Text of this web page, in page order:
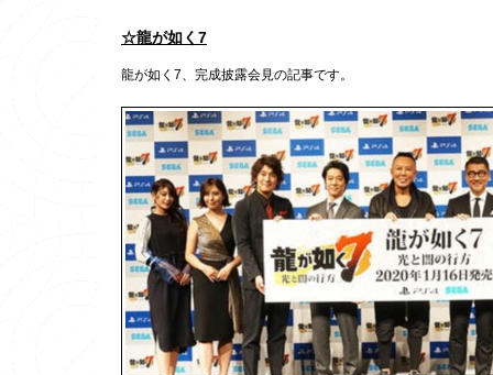
☆龍が如く7
龍が如く7、完成披露会見の記事です。